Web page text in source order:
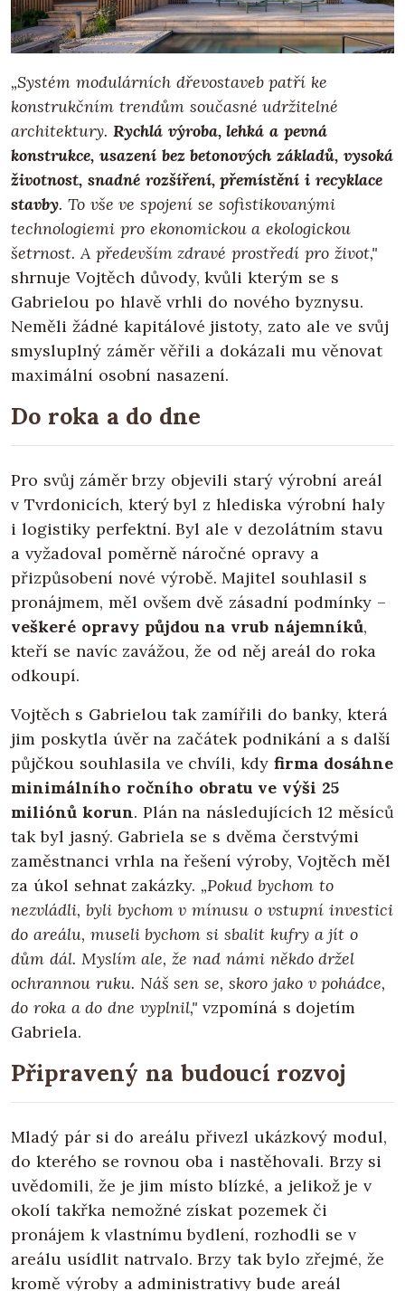
„Systém modulárních dřevostaveb patří ke
konstrukčním trendům současné udržitelné
architektury. Rychlá výroba, lehká a pevná
konstrukce, usazení bez betonových základů, vysoká
životnost, snadné rozšíření, přemístění i recyklace
stavby. To vše ve spojení se sofistikovanými
technologiemi pro ekonomickou a ekologickou
šetrnost. A především zdravé prostředí pro život,"
shrnuje Vojtěch důvody, kvůli kterým se s
Gabrielou po hlavě vrhli do nového byznysu.
Neměli žádné kapitálové jistoty, zato ale ve svůj
smysluplný záměr věřili a dokázali mu věnovat
maximální osobní nasazení.
Do roka a do dne
Pro svůj záměr brzy objevili starý výrobní areál
v Tvrdonicích, který byl z hlediska výrobní haly
i logistiky perfektní. Byl ale v dezolátním stavu
a vyžadoval poměrně náročné opravy a
přizpůsobení nové výrobě. Majitel souhlasil s
pronájmem, měl ovšem dvě zásadní podmínky –
veškeré opravy půjdou na vrub nájemníků,
kteří se navíc zavážou, že od něj areál do roka
odkoupí.
Vojtěch s Gabrielou tak zamířili do banky, která
jim poskytla úvěr na začátek podnikání a s další
půjčkou souhlasila ve chvíli, kdy firma dosáhne
minimálního ročního obratu ve výši 25
miliónů korun. Plán na následujících 12 měsíců
tak byl jasný. Gabriela se s dvěma čerstvými
zaměstnanci vrhla na řešení výroby, Vojtěch měl
za úkol sehnat zakázky. „Pokud bychom to
nezvládli, byli bychom v mínusu o vstupní investici
do areálu, museli bychom si sbalit kufry a jít o
dům dál. Myslím ale, že nad námi někdo držel
ochrannou ruku. Náš sen se, skoro jako v pohádce,
do roka a do dne vyplnil," vzpomíná s dojetím
Gabriela.
Připravený na budoucí rozvoj
Mladý pár si do areálu přivezl ukázkový modul,
do kterého se rovnou oba i nastěhovali. Brzy si
uvědomili, že je jim místo blízké, a jelikož je v
okolí takřka nemožné získat pozemek či
pronájem k vlastnímu bydlení, rozhodli se v
areálu usídlit natrvalo. Brzy tak bylo zřejmé, že
kromě výroby a administrativy bude areál